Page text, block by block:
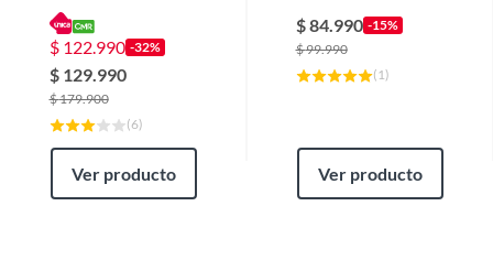
SC265DR
$ 122.990 -32%
$ 129.990
$179.900
(6)
Ver producto
$84.990 -15%
$99.990
( 1)
Ver producto